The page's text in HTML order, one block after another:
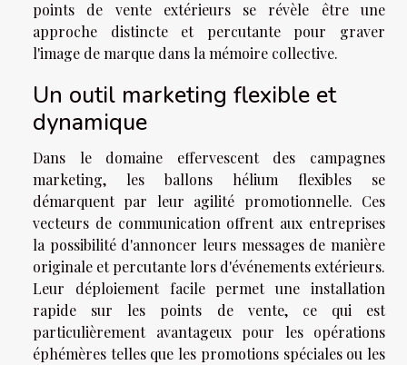
points de vente extérieurs se révèle être une
approche distincte et percutante pour graver
l'image de marque dans la mémoire collective.
Un outil marketing flexible et
dynamique
Dans le domaine effervescent des campagnes
marketing, les ballons hélium flexibles se
démarquent par leur agilité promotionnelle. Ces
vecteurs de communication offrent aux entreprises
la possibilité d'annoncer leurs messages de manière
originale et percutante lors d'événements extérieurs.
Leur déploiement facile permet une installation
rapide sur les points de vente, ce qui est
particulièrement avantageux pour les opérations
éphémères telles que les promotions spéciales ou les